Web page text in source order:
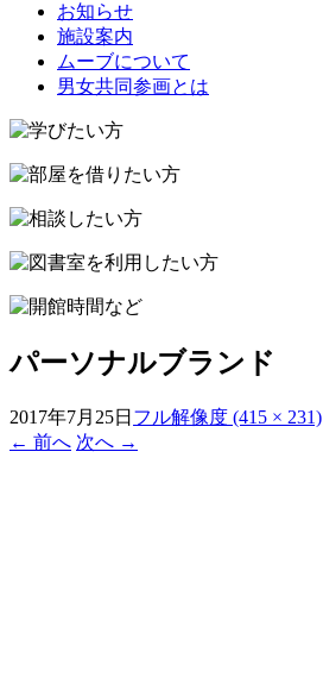
キ
ッ
プ
お知らせ
施設案内
ムーブについて
男女共同参画とは
パーソナルブランド
2017年7月25日 フル解像度 (415 × 231)
← 前へ 次へ →